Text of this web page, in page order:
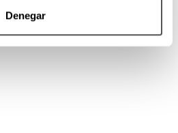
Denegar
Las familias también